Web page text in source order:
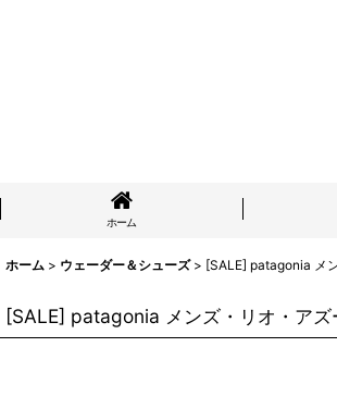
ホーム
ホーム > ウェーダー＆シューズ > [SALE] patagonia メ
[SALE] patagonia メンズ・リオ・アズ